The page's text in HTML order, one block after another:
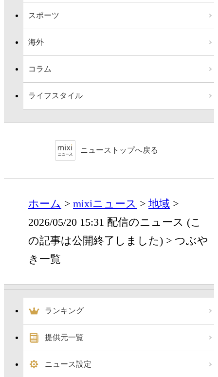
スポーツ
海外
コラム
ライフスタイル
ニューストップへ戻る
ホーム mixiニュース
地域
2026/05/20 15:31 配信のニュース (こ
の記事は公開終了しました)
つぶや
き一覧
ランキング
提供元一覧
ニュース設定